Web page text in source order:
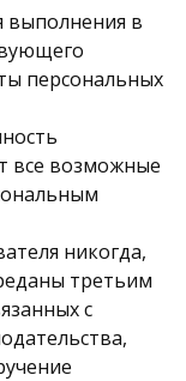
выполнения в
персональных
все возможные
никогда,
третьим
с